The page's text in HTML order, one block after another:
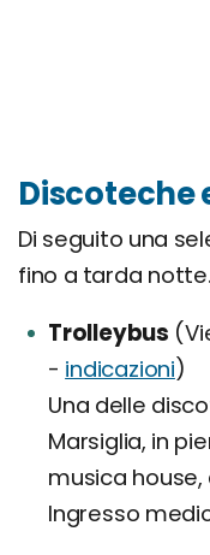
Discoteche
Di seguito una
fino a tarda notte.
Trolleybus
- indicazioni)
Una delle
Marsiglia, in
musica
Ingresso